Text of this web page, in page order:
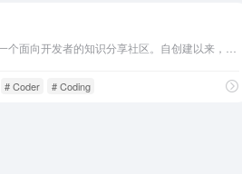
# Coder # Coding